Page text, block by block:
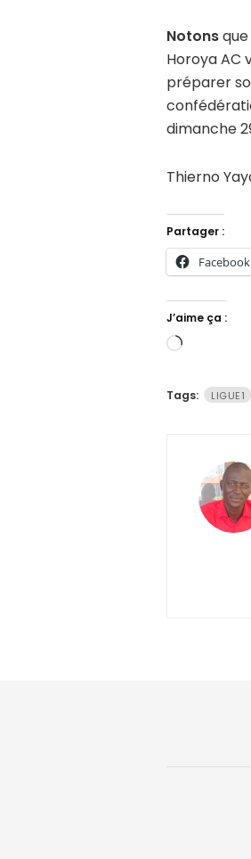
Notons
Horoya AC
préparer
dimanche
Thierno
Partager :
Facebook
J’aime ça :
Tags: LIGUE1